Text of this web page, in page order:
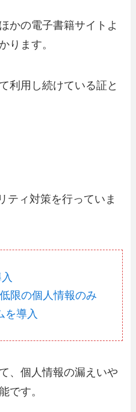
かの電子書籍サイトよ
ります。
利用し続けている証と
ティ対策を行っていま
限の個人情報のみ
を導入
、個人情報の漏えいや
です。